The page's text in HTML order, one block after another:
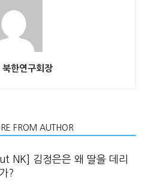
북한연구회장
FROM AUTHOR
NK] 김정은은 왜 딸을 데리
?